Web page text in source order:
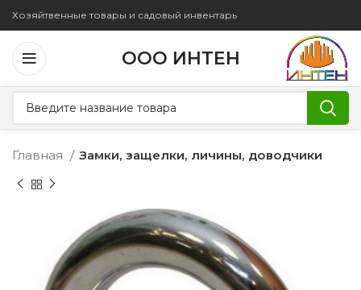
Хозяйтвенные товары и садовый инвентарь
ООО ИНТЕН
Главная Замки, защелки, личины, доводчики